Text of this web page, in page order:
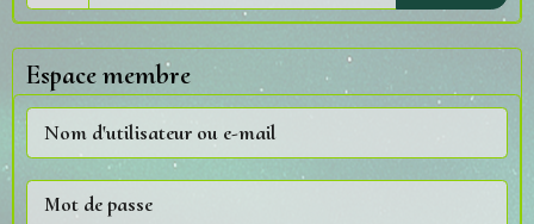
Espace membre